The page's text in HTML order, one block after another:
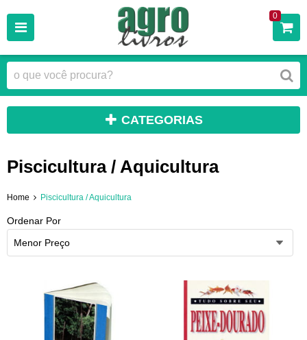
0
CATEGORIAS
Piscicultura / Aquicultura
Home Piscicultura / Aquicultura
Ordenar Por
Menor Preço